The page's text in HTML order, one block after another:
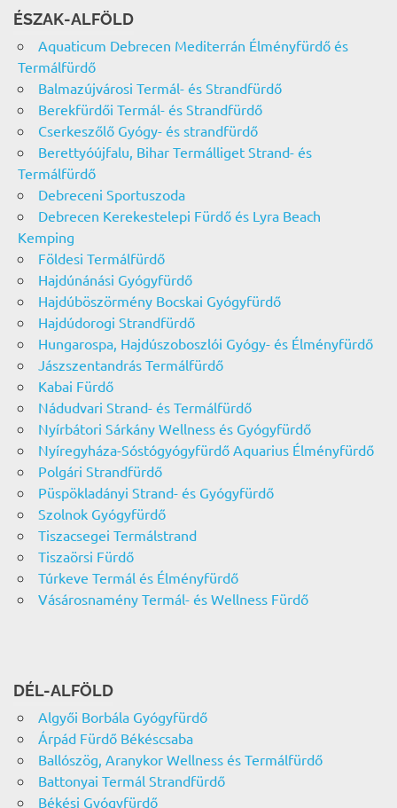
ÉSZAK-ALFÖLD
Aquaticum Debrecen Mediterrán Élményfürdő és
Termálfürdő
Balmazújvárosi Termál- és Strandfürdő
Berekfürdői Termál- és Strandfürdő
Cserkeszőlő Gyógy- és strandfürdő
Berettyóújfalu, Bihar Termálliget Strand- és
Termálfürdő
Debreceni Sportuszoda
Debrecen Kerekestelepi Fürdő és Lyra Beach
Kemping
Földesi Termálfürdő
Hajdúnánási Gyógyfürdő
Hajdúböszörmény Bocskai Gyógyfürdő
Hajdúdorogi Strandfürdő
Hungarospa, Hajdúszoboszlói Gyógy- és Élményfürdő
Jászszentandrás Termálfürdő
Kabai Fürdő
Nádudvari Strand- és Termálfürdő
Nyírbátori Sárkány Wellness és Gyógyfürdő
Nyíregyháza-Sóstógyógyfürdő Aquarius Élményfürdő
Polgári Strandfürdő
Püspökladányi Strand- és Gyógyfürdő
Szolnok Gyógyfürdő
Tiszacsegei Termálstrand
Tiszaörsi Fürdő
Túrkeve Termál és Élményfürdő
Vásárosnamény Termál- és Wellness Fürdő
DÉL-ALFÖLD
Algyői Borbála Gyógyfürdő
Árpád Fürdő Békéscsaba
Ballószög, Aranykor Wellness és Termálfürdő
Battonyai Termál Strandfürdő
Békési Gyógyfürdő